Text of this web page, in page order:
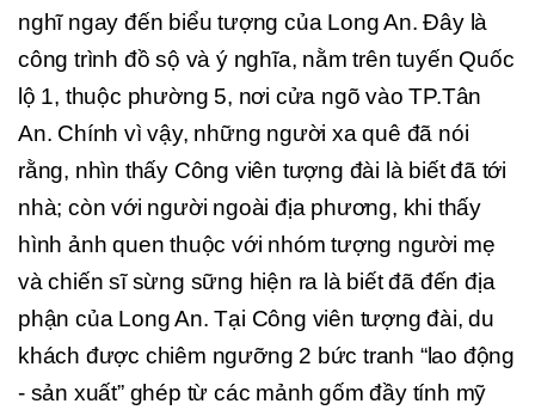
nghĩ ngay đến biểu tượng của Long An. Đây là
công trình đồ sộ và ý nghĩa, nằm trên tuyến Quốc
lộ 1, thuộc phường 5, nơi cửa ngõ vào TP.Tân
An. Chính vì vậy, những người xa quê đã nói
rằng, nhìn thấy Công viên tượng đài là biết đã tới
nhà; còn với người ngoài địa phương, khi thấy
hình ảnh quen thuộc với nhóm tượng người mẹ
và chiến sĩ sừng sững hiện ra là biết đã đến địa
phận của Long An. Tại Công viên tượng đài, du
khách được chiêm ngưỡng 2 bức tranh “lao động
- sản xuất” ghép từ các mảnh gốm đầy tính mỹ